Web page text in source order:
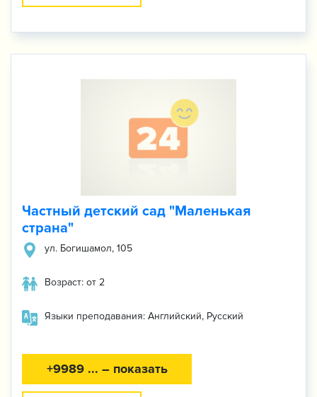
Частный детский сад "Маленькая
страна"
ул. Богишамол, 105
Возраст: от 2
Языки преподавания: Английский, Русский
+9989 ... – показать